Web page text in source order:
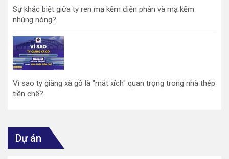
Sự khác biệt giữa ty ren mạ kẽm điện phân và mạ kẽm
nhúng nóng?
Vì sao ty giằng xà gồ là "mắt xích" quan trọng trong nhà thép
tiền chế?
Dự án